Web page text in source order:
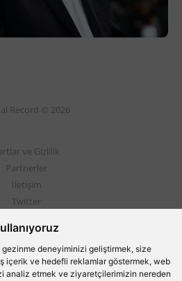
gezinme deneyiminizi geliştirmek, size
içerik ve hedefli reklamlar göstermek, web
analiz etmek ve ziyaretçilerimizin nereden
Record © 2026
ve Gizlilik
Partnerler
İletişim
Twitter
Medyası